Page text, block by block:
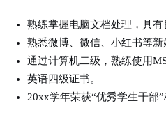
熟练掌握电脑文档处理，具
熟悉微博、微信、小红书等
通过计算机二级，熟练使用
英语四级证书。
20xx学年荣获“优秀学生干部